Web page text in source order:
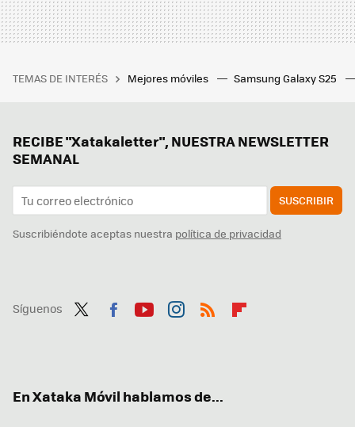
TEMAS DE INTERÉS Mejores móviles Samsung Galaxy S25
RECIBE "Xatakaletter", NUESTRA NEWSLETTER
SEMANAL
SUSCRIBIR
Suscribiéndote aceptas nuestra política de privacidad
Síguenos
En Xataka Móvil hablamos de...